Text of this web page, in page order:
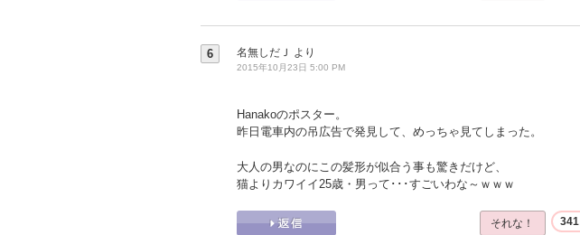
6 名無しだＪ より
2015年10月23日 5:00 PM
Hanakoのポスター。
昨日電車内の吊広告で発見して、めっちゃ見てしまった。
大人の男なのにこの髪形が似合う事も驚きだけど、
猫よりカワイイ25歳・男って･･･すごいわな～ｗｗｗ
それな！ 341